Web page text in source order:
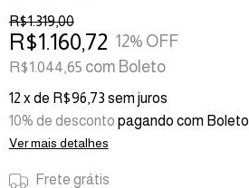
R$1.319,00
R$1.160,72 12% OFF
R$1.044,65 com Boleto
12 x de R$96,73 sem juros
10% de desconto pagando com Boleto
Ver mais detalhes
Frete grátis